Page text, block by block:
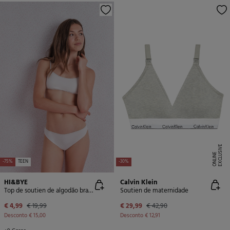
-75% TEEN
HI&BYE
Top de soutien de algodão branco com copas removíveis
€ 4,99 € 19,99
Desconto€ 15,00
-30% E
X
C
L
U
SI
V
E
O
N
LI
N
E
Calvin Klein
Soutien de maternidade
€ 29,99 € 42,90
Desconto€ 12,91